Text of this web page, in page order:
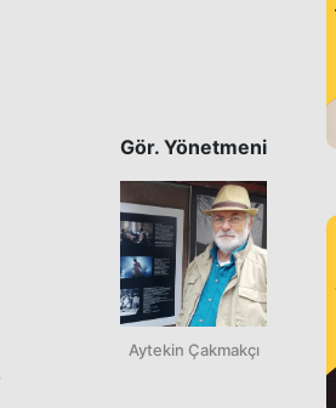
Gör. Yönetmeni
Aytekin Çakmakçı